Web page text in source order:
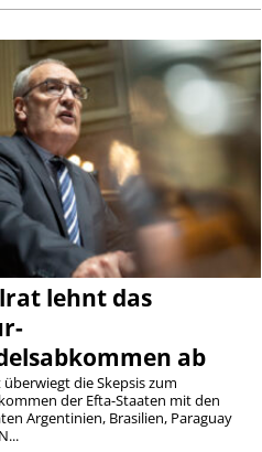
lehnt das
ab
die Skepsis zum
der Efta-Staaten mit den
Argentinien, Brasilien, Paraguay